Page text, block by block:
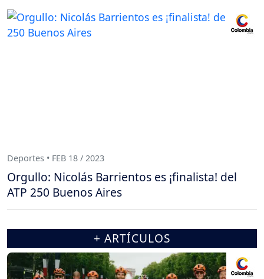
Deportes • FEB 18 / 2023
Orgullo: Nicolás Barrientos es ¡finalista! del
ATP 250 Buenos Aires
+ ARTÍCULOS